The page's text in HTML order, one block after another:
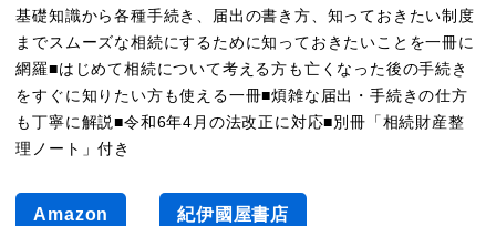
基礎知識から各種手続き、届出の書き方、知っておきたい制度
までスムーズな相続にするために知っておきたいことを一冊に
網羅■はじめて相続について考える方も亡くなった後の手続き
をすぐに知りたい方も使える一冊■煩雑な届出・手続きの仕方
も丁寧に解説■令和6年4月の法改正に対応■別冊「相続財産整
理ノート」付き
Amazon
紀伊國屋書店